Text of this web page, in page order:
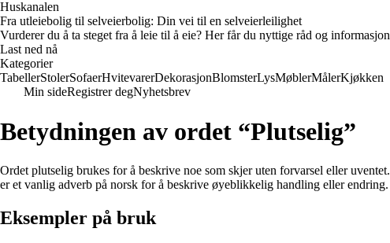
Huskanalen
Fra utleiebolig til selveierbolig: Din vei til en selveierleilighet
Vurderer du å ta steget fra å leie til å eie? Her får du nyttige råd og
Last ned nå
Kategorier
TabellerStolerSofaerHvitevarerDekorasjonBlomsterLysMøblerMålerKjøkken
Min sideRegistrer degNyhetsbrev
Betydningen av ordet “Plutselig”
Ordet plutselig brukes for å beskrive noe som skjer uten forvarsel eller
er et vanlig adverb på norsk for å beskrive øyeblikkelig handling eller endring.
Eksempler på bruk